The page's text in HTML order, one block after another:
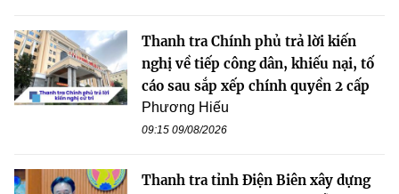
Thanh tra Chính phủ trả lời kiến
nghị về tiếp công dân, khiếu nại, tố
cáo sau sắp xếp chính quyền 2 cấp
Phương Hiếu
09:15 09/08/2026
Thanh tra tỉnh Điện Biên xây dựng